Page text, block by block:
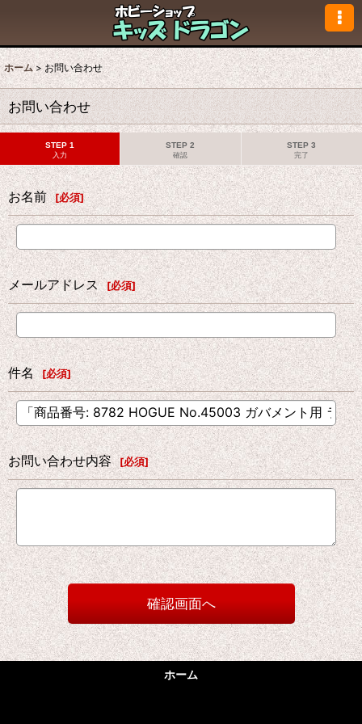
ホーム > お問い合わせ
お問い合わせ
STEP 1
入力
STEP 2
確認
STEP 3
完了
お名前 [必須]
メールアドレス [必須]
件名 [必須]
お問い合わせ内容 [必須]
確認画面へ
ホーム